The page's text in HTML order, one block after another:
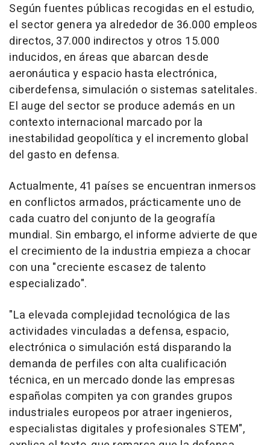
Según fuentes públicas recogidas en el estudio,
el sector genera ya alrededor de 36.000 empleos
directos, 37.000 indirectos y otros 15.000
inducidos, en áreas que abarcan desde
aeronáutica y espacio hasta electrónica,
ciberdefensa, simulación o sistemas satelitales.
El auge del sector se produce además en un
contexto internacional marcado por la
inestabilidad geopolítica y el incremento global
del gasto en defensa.
Actualmente, 41 países se encuentran inmersos
en conflictos armados, prácticamente uno de
cada cuatro del conjunto de la geografía
mundial. Sin embargo, el informe advierte de que
el crecimiento de la industria empieza a chocar
con una "creciente escasez de talento
especializado".
"La elevada complejidad tecnológica de las
actividades vinculadas a defensa, espacio,
electrónica o simulación está disparando la
demanda de perfiles con alta cualificación
técnica, en un mercado donde las empresas
españolas compiten ya con grandes grupos
industriales europeos por atraer ingenieros,
especialistas digitales y profesionales STEM",